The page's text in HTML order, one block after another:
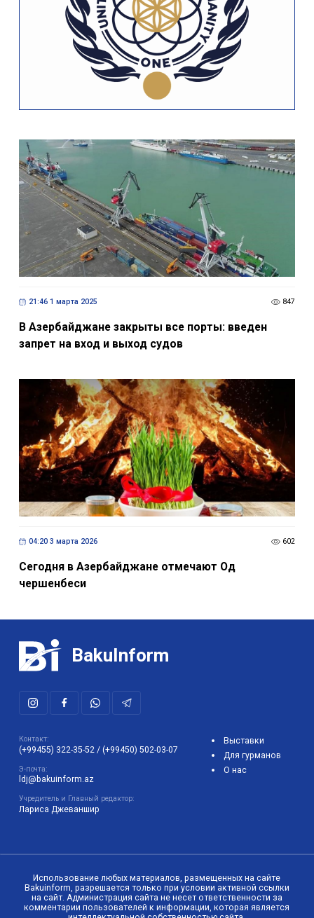
21:46 1 марта 2025 847
В Азербайджане закрыты все порты: введен
запрет на вход и выход судов
04:20 3 марта 2026 602
Сегодня в Азербайджане отмечают Од
чершенбеси
BakuInform
Контакт:
(+99455) 322-35-52 / (+99450) 502-03-07
Э-почта:
ldj@bakuinform.az
Учредитель и Главный редактор:
Лариса Джеваншир
Выставки
Для гурманов
О нас
Использование любых материалов, размещенных на сайте
Bakuinform, разрешается только при условии активной ссылки
на сайт. Администрация сайта не несет ответственности за
комментарии пользователей к информации, которая является